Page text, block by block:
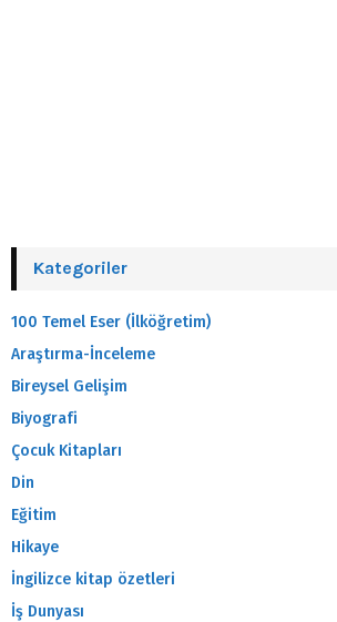
Kategoriler
100 Temel Eser (İlköğretim)
Araştırma-İnceleme
Bireysel Gelişim
Biyografi
Çocuk Kitapları
Din
Eğitim
Hikaye
İngilizce kitap özetleri
İş Dunyası